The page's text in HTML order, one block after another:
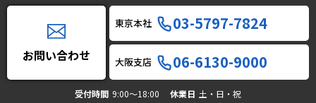
お問い合わせ
東京本社 03-5797-7824
大阪支店 06-6130-9000
受付時間 9:00〜18:00 休業日 土・日・祝